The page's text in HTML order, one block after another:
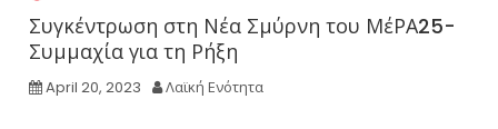
Συγκέντρωση στη Νέα Σμύρνη του ΜέΡΑ25-
Συμμαχία για τη Ρήξη
April 20, 2023 Λαϊκή Ενότητα